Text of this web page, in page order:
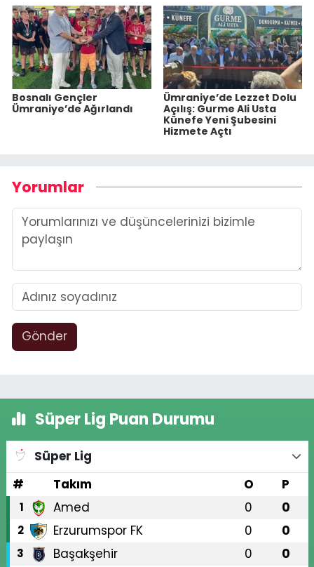
Bosnalı Gençler
Ümraniye’de Ağırlandı
Ümraniye’de Lezzet Dolu
Açılış: Gurme Ali Usta
Künefe Yeni Şubesini
Hizmete Açtı
Yorumlar
Gönder
Süper Lig Puan Durumu
Süper Lig
#
Takım O P
1 Amed 0 0
2 Erzurumspor FK 0 0
3 Başakşehir 0 0